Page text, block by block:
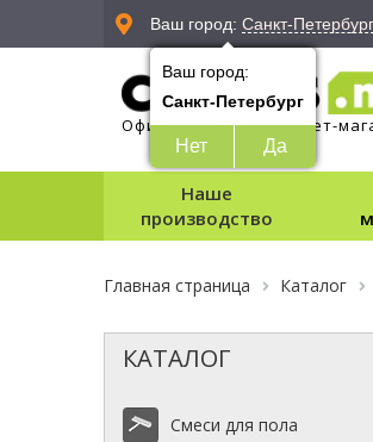
Ваш город: Санкт-Петербург
Ваш город:
Санкт-Петербург
Нет Да
Официальный интернет-
Наше
производство
Главная страница Каталог
КАТАЛОГ
Смеси для пола